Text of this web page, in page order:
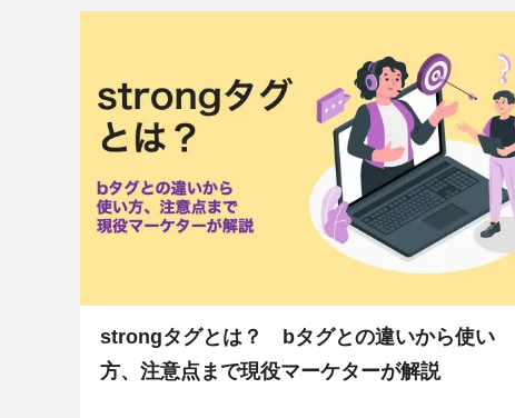
strongタグとは？ bタグとの違いから使い
方、注意点まで現役マーケターが解説